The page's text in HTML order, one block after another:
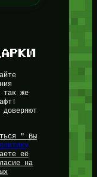
так же
" Вы
её
на